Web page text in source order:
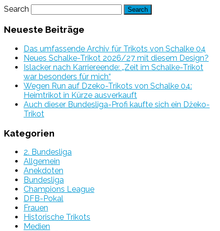
Search
Neueste Beiträge
Das umfassende Archiv für Trikots von Schalke 04
Neues Schalke-Trikot 2026/27 mit diesem Design?
Islacker nach Karriereende: „Zeit im Schalke-Trikot
war besonders für mich“
Wegen Run auf Dzeko-Trikots von Schalke 04:
Heimtrikot in Kürze ausverkauft
Auch dieser Bundesliga-Profi kaufte sich ein Džeko-
Trikot
Kategorien
2. Bundesliga
Allgemein
Anekdoten
Bundesliga
Champions League
DFB-Pokal
Frauen
Historische Trikots
Medien